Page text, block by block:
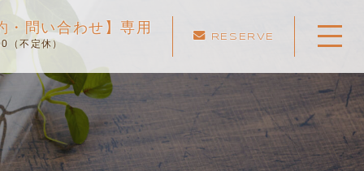
問い合わせ】専用
（不定休）
RESERVE
ホーム
当スクールについて
キャンペーン